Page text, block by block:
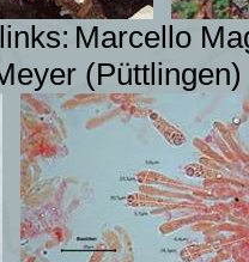
Marcello